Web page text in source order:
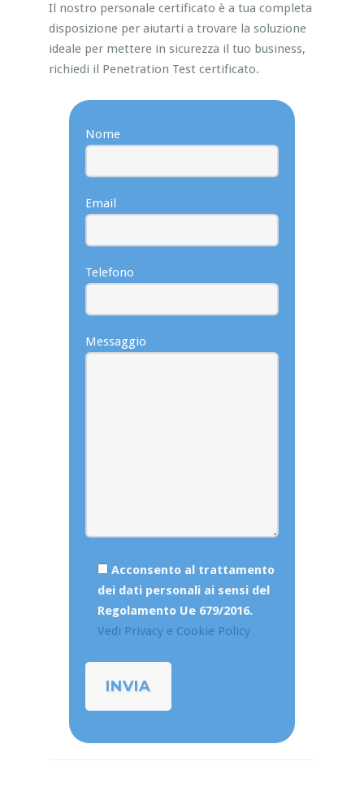
Il nostro personale certificato è a tua completa
disposizione per aiutarti a trovare la soluzione
ideale per mettere in sicurezza il tuo business,
richiedi il Penetration Test certificato.
Nome
Email
Telefono
Messaggio
Acconsento al trattamento
dei dati personali ai sensi del
Regolamento Ue 679/2016.
Vedi Privacy e Cookie Policy